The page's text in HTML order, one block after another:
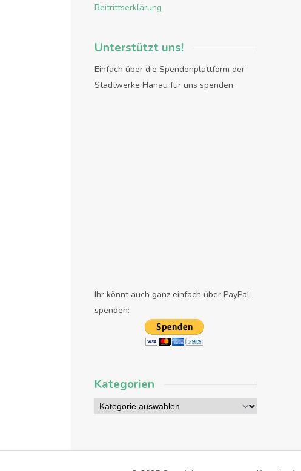
Beitrittserklärung
Unterstützt uns!
Einfach über die Spendenplattform der
Stadtwerke Hanau für uns spenden.
Ihr könnt auch ganz einfach über PayPal
spenden:
Kategorien